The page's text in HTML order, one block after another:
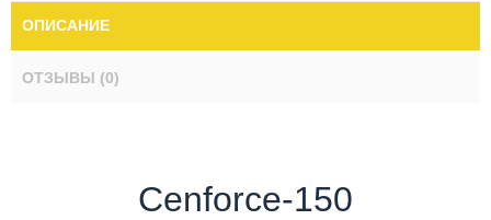
ОПИСАНИЕ
ОТЗЫВЫ (0)
Cenforce-150